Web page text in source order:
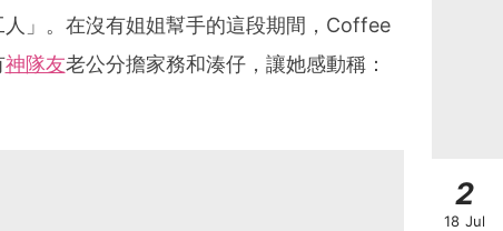
」。在沒有姐姐幫手的這段期間，Coffee
神隊友老公分擔家務和湊仔，讓她感動稱：
2
18 Jul